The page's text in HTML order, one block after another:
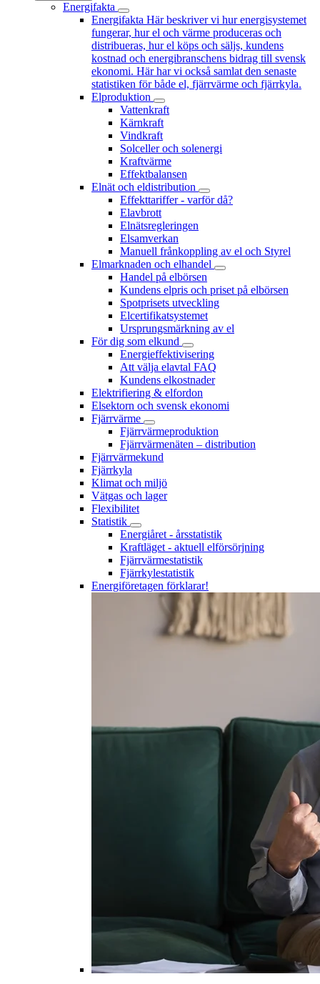
Energifakta
Energifakta Här beskriver vi hur energisystemet
fungerar, hur el och värme produceras och
distribueras, hur el köps och säljs, kundens
kostnad och energibranschens bidrag till svensk
ekonomi. Här har vi också samlat den senaste
statistiken för både el, fjärrvärme och fjärrkyla.
Elproduktion
Vattenkraft
Kärnkraft
Vindkraft
Solceller och solenergi
Kraftvärme
Effektbalansen
Elnät och eldistribution
Effekttariffer - varför då?
Elavbrott
Elnätsregleringen
Elsamverkan
Manuell frånkoppling av el och Styrel
Elmarknaden och elhandel
Handel på elbörsen
Kundens elpris och priset på elbörsen
Spotprisets utveckling
Elcertifikatsystemet
Ursprungsmärkning av el
För dig som elkund
Energieffektivisering
Att välja elavtal FAQ
Kundens elkostnader
Elektrifiering & elfordon
Elsektorn och svensk ekonomi
Fjärrvärme
Fjärrvärmeproduktion
Fjärrvärmenäten – distribution
Fjärrvärmekund
Fjärrkyla
Klimat och miljö
Vätgas och lager
Flexibilitet
Statistik
Energiåret - årsstatistik
Kraftläget - aktuell elförsörjning
Fjärrvärmestatistik
Fjärrkylestatistik
Energiföretagen förklarar!